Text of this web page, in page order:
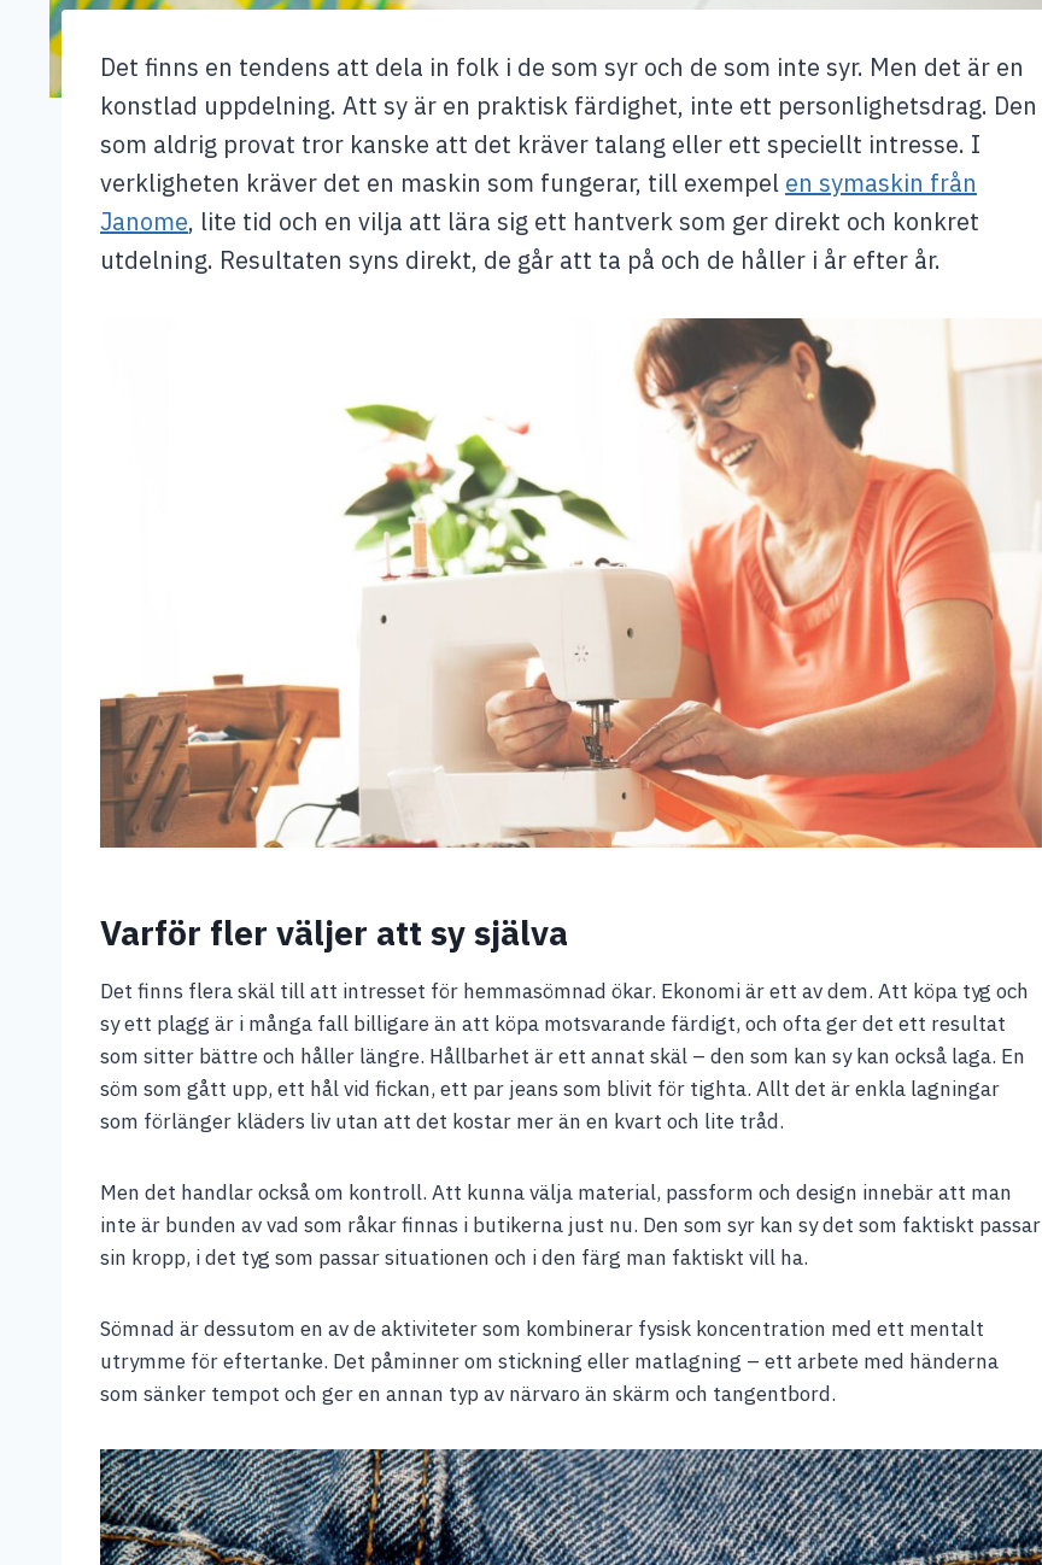
Det finns en tendens att dela in folk i de som syr och de som inte syr. Men det är en
konstlad uppdelning. Att sy är en praktisk färdighet, inte ett personlighetsdrag. Den
som aldrig provat tror kanske att det kräver talang eller ett speciellt intresse. I
verkligheten kräver det en maskin som fungerar, till exempel en symaskin från
Janome, lite tid och en vilja att lära sig ett hantverk som ger direkt och konkret
utdelning. Resultaten syns direkt, de går att ta på och de håller i år efter år.
Varför fler väljer att sy själva
Det finns flera skäl till att intresset för hemmasömnad ökar. Ekonomi är ett av dem. Att köpa tyg och
sy ett plagg är i många fall billigare än att köpa motsvarande färdigt, och ofta ger det ett resultat
som sitter bättre och håller längre. Hållbarhet är ett annat skäl – den som kan sy kan också laga. En
söm som gått upp, ett hål vid fickan, ett par jeans som blivit för tighta. Allt det är enkla lagningar
som förlänger kläders liv utan att det kostar mer än en kvart och lite tråd.
Men det handlar också om kontroll. Att kunna välja material, passform och design innebär att man
inte är bunden av vad som råkar finnas i butikerna just nu. Den som syr kan sy det som faktiskt passar
sin kropp, i det tyg som passar situationen och i den färg man faktiskt vill ha.
Sömnad är dessutom en av de aktiviteter som kombinerar fysisk koncentration med ett mentalt
utrymme för eftertanke. Det påminner om stickning eller matlagning – ett arbete med händerna
som sänker tempot och ger en annan typ av närvaro än skärm och tangentbord.